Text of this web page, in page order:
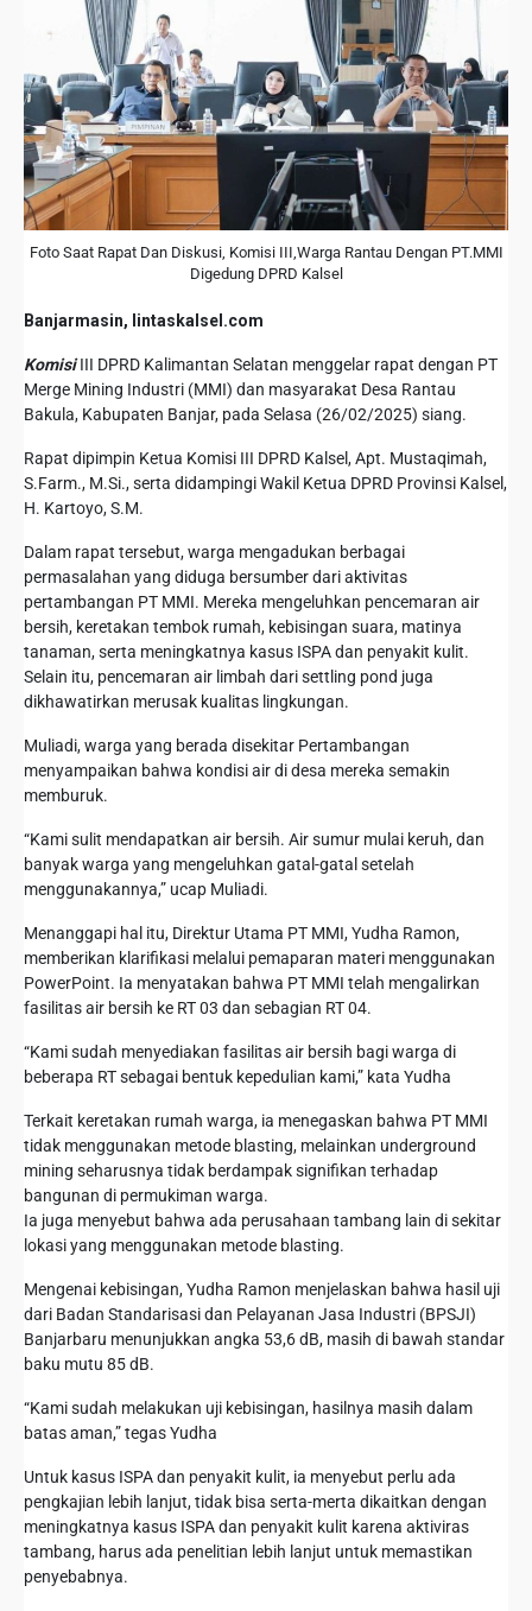
Foto Saat Rapat Dan Diskusi, Komisi III,Warga Rantau Dengan PT.MMI
Digedung DPRD Kalsel
Banjarmasin, lintaskalsel.com
KomisiIII DPRD Kalimantan Selatan menggelar rapat dengan PT
Merge Mining Industri (MMI) dan masyarakat Desa Rantau
Bakula, Kabupaten Banjar, pada Selasa (26/02/2025) siang.
Rapat dipimpin Ketua Komisi III DPRD Kalsel, Apt. Mustaqimah,
S.Farm., M.Si., serta didampingi Wakil Ketua DPRD Provinsi Kalsel,
H. Kartoyo, S.M.
Dalam rapat tersebut, warga mengadukan berbagai
permasalahan yang diduga bersumber dari aktivitas
pertambangan PT MMI. Mereka mengeluhkan pencemaran air
bersih, keretakan tembok rumah, kebisingan suara, matinya
tanaman, serta meningkatnya kasus ISPA dan penyakit kulit.
Selain itu, pencemaran air limbah dari settling pond juga
dikhawatirkan merusak kualitas lingkungan.
Muliadi, warga yang berada disekitar Pertambangan
menyampaikan bahwa kondisi air di desa mereka semakin
memburuk.
“Kami sulit mendapatkan air bersih. Air sumur mulai keruh, dan
banyak warga yang mengeluhkan gatal-gatal setelah
menggunakannya,” ucap Muliadi.
Menanggapi hal itu, Direktur Utama PT MMI, Yudha Ramon,
memberikan klarifikasi melalui pemaparan materi menggunakan
PowerPoint. Ia menyatakan bahwa PT MMI telah mengalirkan
fasilitas air bersih ke RT 03 dan sebagian RT 04.
“Kami sudah menyediakan fasilitas air bersih bagi warga di
beberapa RT sebagai bentuk kepedulian kami,” kata Yudha
Terkait keretakan rumah warga, ia menegaskan bahwa PT MMI
tidak menggunakan metode blasting, melainkan underground
mining seharusnya tidak berdampak signifikan terhadap
bangunan di permukiman warga.
Ia juga menyebut bahwa ada perusahaan tambang lain di sekitar
lokasi yang menggunakan metode blasting.
Mengenai kebisingan, Yudha Ramon menjelaskan bahwa hasil uji
dari Badan Standarisasi dan Pelayanan Jasa Industri (BPSJI)
Banjarbaru menunjukkan angka 53,6 dB, masih di bawah standar
baku mutu 85 dB.
“Kami sudah melakukan uji kebisingan, hasilnya masih dalam
batas aman,” tegas Yudha
Untuk kasus ISPA dan penyakit kulit, ia menyebut perlu ada
pengkajian lebih lanjut, tidak bisa serta-merta dikaitkan dengan
meningkatnya kasus ISPA dan penyakit kulit karena aktiviras
tambang, harus ada penelitian lebih lanjut untuk memastikan
penyebabnya.